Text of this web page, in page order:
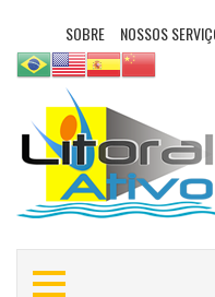
SOBRE NOSSOS